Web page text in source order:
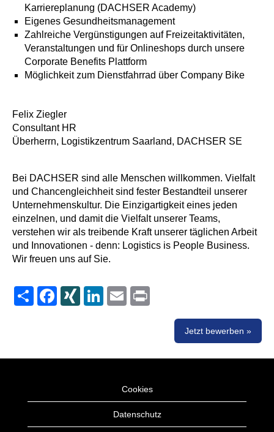
Karriereplanung (DACHSER Academy)
Eigenes Gesundheitsmanagement
Zahlreiche Vergünstigungen auf Freizeitaktivitäten,
Veranstaltungen und für Onlineshops durch unsere
Corporate Benefits Plattform
Möglichkeit zum Dienstfahrrad über Company Bike
Felix Ziegler
Consultant HR
Überherrn, Logistikzentrum Saarland, DACHSER SE
Bei DACHSER sind alle Menschen willkommen. Vielfalt
und Chancengleichheit sind fester Bestandteil unserer
Unternehmenskultur. Die Einzigartigkeit eines jeden
einzelnen, und damit die Vielfalt unserer Teams,
verstehen wir als treibende Kraft unserer täglichen Arbeit
und Innovationen - denn: Logistics is People Business.
Wir freuen uns auf Sie.
Share FacebookXING LinkedInEmail
Jetzt bewerben »
Cookies
Datenschutz